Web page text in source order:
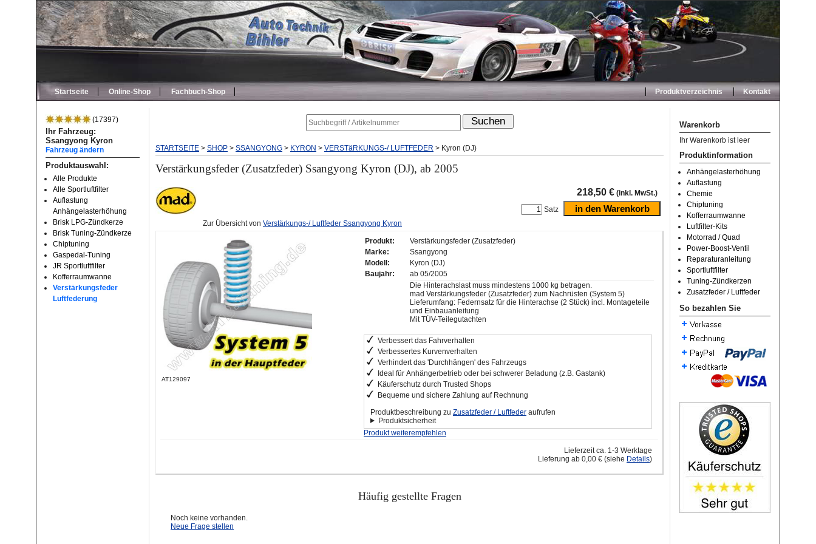
Startseite Online-Shop Fachbuch-Shop Produktverzeichnis Kontakt
(17397)
Ihr Fahrzeug:
Ssangyong Kyron
Fahrzeug ändern
Produktauswahl:
Alle Produkte
Alle Sportluftfilter
Auflastung
Anhängelasterhöhung
Brisk LPG-Zündkerze
Brisk Tuning-Zündkerze
Chiptuning
Gaspedal-Tuning
JR Sportluftfilter
Kofferraumwanne
Verstärkungsfeder
Luftfederung
Warenkorb
Ihr Warenkorb ist leer
Produktinformation
Anhängelasterhöhung
Auflastung
Chemie
Chiptuning
Kofferraumwanne
Luftfilter-Kits
Motorrad / Quad
Power-Boost-Ventil
Reparaturanleitung
Sportluftfilter
Tuning-Zündkerzen
Zusatzfeder / Luftfeder
So bezahlen Sie
STARTSEITE > SHOP > SSANGYONG > KYRON > VERSTäRKUNGS-/ LUFTFEDER > Kyron (DJ)
Verstärkungsfeder (Zusatzfeder) Ssangyong Kyron (DJ), ab 2005
218,50 € (inkl. MwSt.)
Satz
Zur Übersicht von Verstärkungs-/ Luftfeder Ssangyong Kyron
AT129097
Produkt:
Verstärkungsfeder (Zusatzfeder)
Marke:
Ssangyong
Modell:
Kyron (DJ)
Baujahr:
ab 05/2005
Die Hinterachslast muss mindestens 1000 kg betragen.
mad Verstärkungsfeder (Zusatzfeder) zum Nachrüsten (System 5)
Lieferumfang: Federnsatz für die Hinterachse (2 Stück) incl. Montageteile
und Einbauanleitung
Mit TÜV-Teilegutachten
Verbessert das Fahrverhalten
Verbessertes Kurvenverhalten
Verhindert das 'Durchhängen' des Fahrzeugs
Ideal für Anhängerbetrieb oder bei schwerer Beladung (z.B. Gastank)
Käuferschutz durch Trusted Shops
Bequeme und sichere Zahlung auf Rechnung
Produktbeschreibung zu Zusatzfeder / Luftfeder aufrufen
Produktsicherheit
Produkt weiterempfehlen
Lieferzeit ca. 1-3 Werktage
Lieferung ab 0,00 € (siehe Details)
Häufig gestellte Fragen
Noch keine vorhanden.
Neue Frage stellen